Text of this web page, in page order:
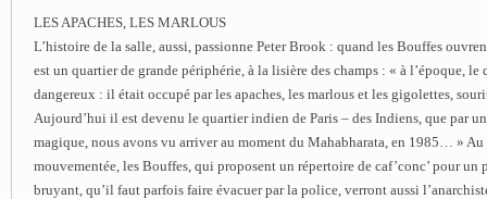
LES APACHES, LES MARLOUS
L’histoire de la salle, aussi, passionne Peter Brook : quand les Bouffes
est un quartier de grande périphérie, à la lisière des champs : « à l’époque, le
dangereux : il était occupé par les apaches, les marlous et les gigolettes,
Aujourd’hui il est devenu le quartier indien de Paris – des Indiens, que par
magique, nous avons vu arriver au moment du Mahabharata, en 1985… »
mouvementée, les Bouffes, qui proposent un répertoire de caf’conc’ pour
bruyant, qu’il faut parfois faire évacuer par la police, verront aussi